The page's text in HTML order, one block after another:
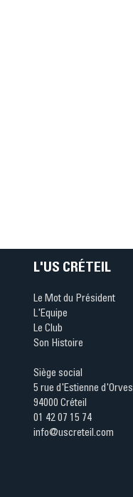
L'US CRÉTEIL
Le Mot du Président
L'Equipe
Le Club
Son Histoire
Siège social
5 rue d'Estienne d'Orves
94000 Créteil
01 42 07 15 74
info@uscreteil.com